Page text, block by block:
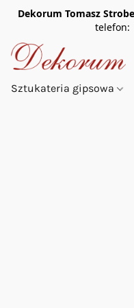
Dekorum Tomasz
telefon:
Sztukateria gipsowa